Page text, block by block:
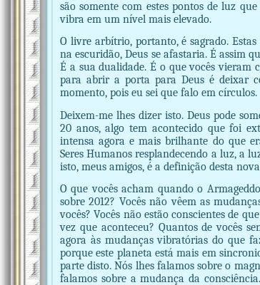
são somente com estes pontos de luz
vibra em um nível mais elevado.
O livre arbítrio, portanto, é sagrado.
na escuridão, Deus se afastaria. É assim
É a sua dualidade. É o que vocês
para abrir a porta para Deus é deixar
momento, pois eu sei que falo em círculos.
Deixem-me lhes dizer isto. Deus pode
20 anos, algo tem acontecido que foi
intensa agora e mais brilhante do que
Seres Humanos resplandecendo a luz, a
isto, meus amigos, é a definição desta
O que vocês acham quando o
sobre 2012? Vocês não vêem as
vocês? Vocês não estão conscientes de
vez que aconteceu? Quantos de vocês
agora às mudanças vibratórias do que
porque este planeta está mais em
parte disto. Nós lhes falamos sobre o
falamos sobre a mudança da